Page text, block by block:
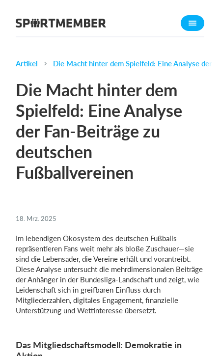
Über SportMember
Funktionen
Trainingsplan
Mitgliedsbeitrag
Homepage erstellen
Vereins App
Belegungsplan
Deutsch
Einloggen
Artikel Die Macht hinter dem Spielfeld: Eine Analyse der
Die Macht hinter dem
Spielfeld: Eine Analyse
der Fan-Beiträge zu
deutschen
Fußballvereinen
18. Mrz. 2025
Im lebendigen Ökosystem des deutschen Fußballs
repräsentieren Fans weit mehr als bloße Zuschauer—sie
sind die Lebensader, die Vereine erhält und vorantreibt.
Diese Analyse untersucht die mehrdimensionalen Beiträge
der Anhänger in der Bundesliga-Landschaft und zeigt, wie
Leidenschaft sich in greifbaren Einfluss durch
Mitgliederzahlen, digitales Engagement, finanzielle
Unterstützung und Wettinteresse übersetzt.
Das Mitgliedschaftsmodell: Demokratie in